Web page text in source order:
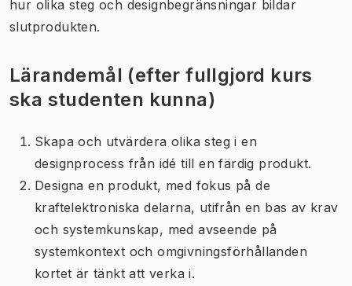
hur olika steg och designbegränsningar bildar
slutprodukten.
Lärandemål (efter fullgjord kurs
ska studenten kunna)
Skapa och utvärdera olika steg i en
designprocess från idé till en färdig produkt.
Designa en produkt, med fokus på de
kraftelektroniska delarna, utifrån en bas av krav
och systemkunskap, med avseende på
systemkontext och omgivningsförhållanden
kortet är tänkt att verka i.